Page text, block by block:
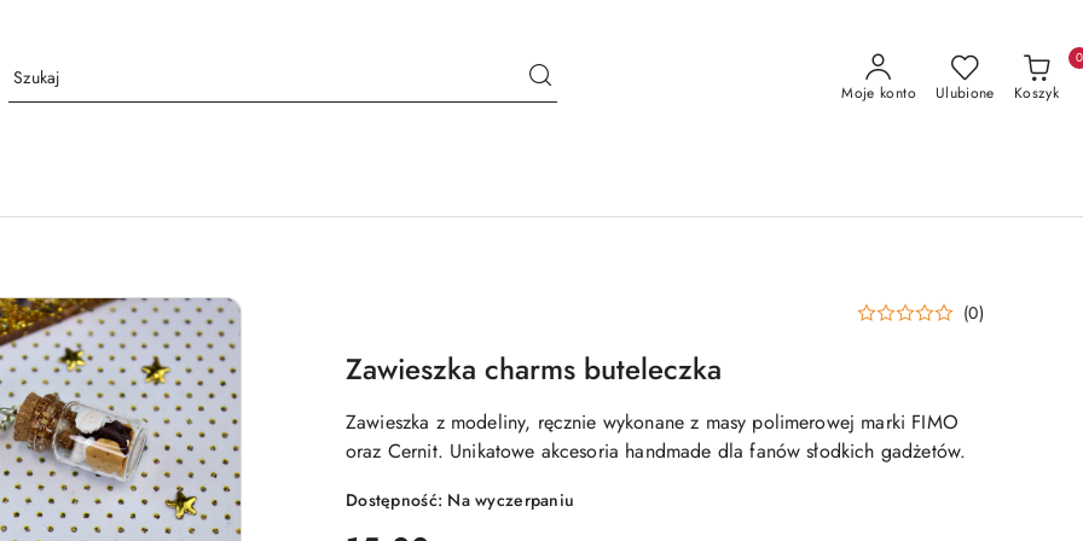
Moje konto Ulubione Koszyk
0
(0)
Zawieszka charms buteleczka
Zawieszka z modeliny, ręcznie wykonane z masy polimerowej marki FIMO
oraz Cernit. Unikatowe akcesoria handmade dla fanów słodkich gadżetów.
Dostępność: Na wyczerpaniu